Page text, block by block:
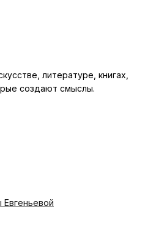
литературе, книгах,
создают смыслы.